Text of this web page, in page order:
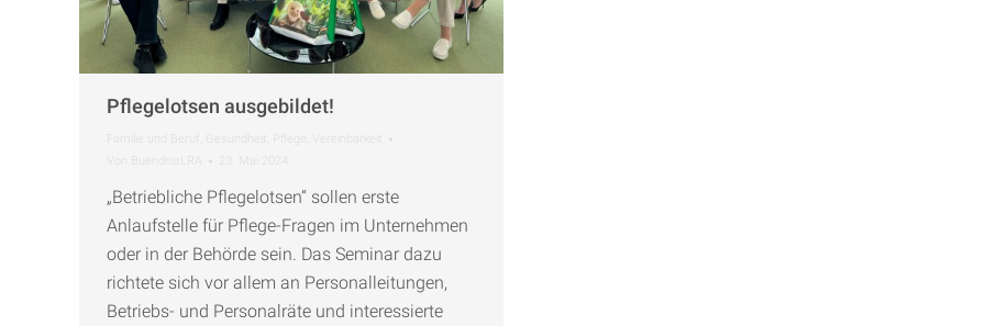
Pflegelotsen ausgebildet!
Familie und Beruf Pflege
Vereinbarkeit
Von BuendnisLRA 23. Mai 2024
„Betriebliche Pflegelotsen“ sollen erste
Anlaufstelle für Pflege-Fragen im Unternehmen
oder in der Behörde sein. Das Seminar dazu
richtete sich vor allem an Personalleitungen,
Betriebs- und Personalräte und interessierte